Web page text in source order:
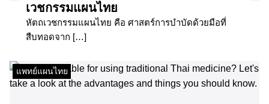
เวชกรรมแผนไทย
หัตถเวชกรรมแผนไทย คือ ศาสตร์การบำบัดด้วยมือที่
สืบทอดจาก […]
แพทย์แผนไทย